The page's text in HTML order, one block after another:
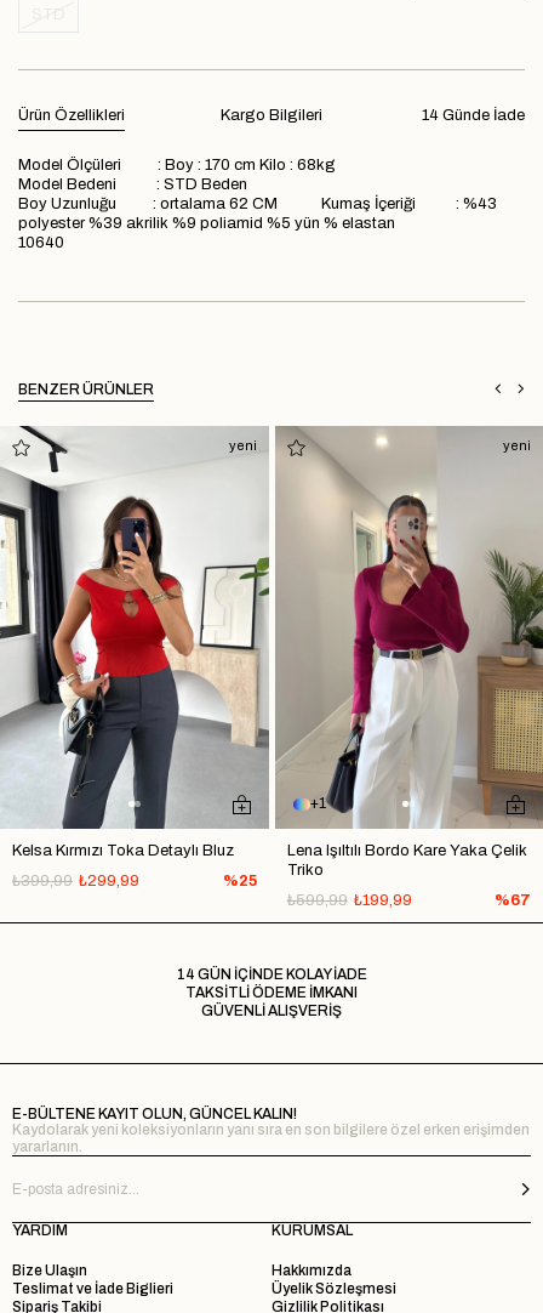
Ürün Özellikleri 14 Günde İade
Kargo Bilgileri
Model Ölçüleri : Boy : 170 cm Kilo : 68kg
Model Bedeni : STD Beden
Boy Uzunluğu : ortalama 62 CM Kumaş İçeriği : %43
polyester %39 akrilik %9 poliamid %5 yün % elastan
10640
BENZER ÜRÜNLER
Kelsa Kırmızı Toka Detaylı Bluz
₺299,99
₺399,99 %25
yeni
1
Lena Işıltılı Bordo Kare Yaka Çelik
Triko
₺199,99
₺599,99 %67
yeni
14 GÜN İÇİNDE KOLAY İADE
TAKSİTLİ ÖDEME İMKANI
GÜVENLİ ALIŞVERİŞ
E-BÜLTENE KAYIT OLUN, GÜNCEL KALIN!
Kaydolarak yeni koleksiyonların yanı sıra en son bilgilere özel erken erişimden
yararlanın.
YARDIM
Bize Ulaşın
Teslimat ve İade Biglieri
Sipariş Takibi
KURUMSAL
Hakkımızda
Üyelik Sözleşmesi
Gizlilik Politikası